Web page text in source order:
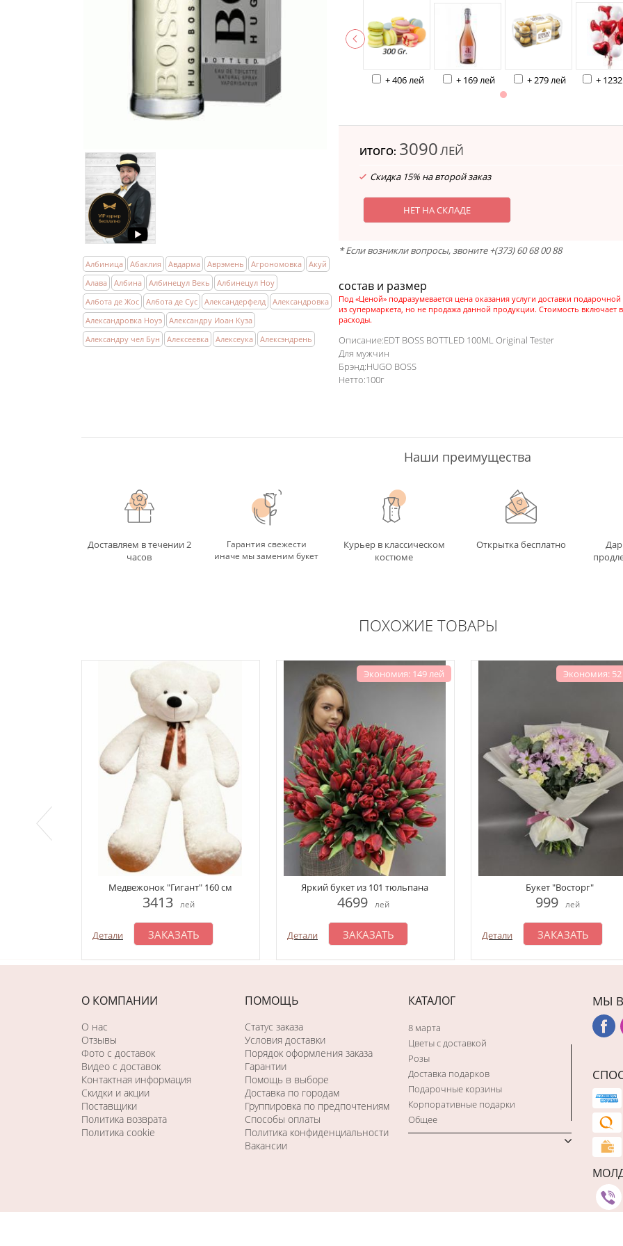
Албиница Абаклия Авдарма Аврэмень Агрономовка
Акуй
Алава
Албина Албинецул Векь
Албинецул Ноу
Албота де Жос
Албота де Сус Александерфелд
Александровка
Александровка Ноуэ
Александру Иоан Куза
Александру чел Бун
Алексеевка Алексеука Алексэндрень
+ 406 лей + 169 лей + 279 лей +
ИТОГО: 3090ЛЕЙ
Скидка 15% на второй заказ
НЕТ НА СКЛАДЕ
* Если возникли вопросы, звоните +(373) 60 68 00 88
состав и размер
Под «Ценой» подразумевается цена оказания услуги доставки
из супермаркета, но не продажа данной продукции. Стоимость включает в
расходы.
Описание:EDT BOSS BOTTLED 100ML Original Tester
Для мужчин
Брэнд:HUGO BOSS
Нетто:100г
Наши преимущества
Доставляем в течении 2
часов
Гарантия свежести
иначе мы заменим букет
Курьер в классическом
костюме
Открытка бесплатно
ПОХОЖИЕ ТОВАРЫ
Медвежонок "Гигант" 160 см
3413 лей
Детали ЗАКАЗАТЬ
Экономия: 149 лей
Яркий букет из 101 тюльпана
4699 лей
Детали ЗАКАЗАТЬ
Экономия: 52
Букет "Восторг"
999 лей
Детали ЗАКАЗАТЬ
О КОМПАНИИ
О нас
Отзывы
Фото c доставок
Видео с доставок
Контактная информация
Скидки и акции
Поставщики
Политика возврата
Политика cookie
ПОМОЩЬ
Статус заказа
Условия доставки
Порядок оформления заказа
Гарантии
Помощь в выборе
Доставка по городам
Группировка по предпочтениям
Способы оплаты
Политика конфиденциальности
Вакансии
КАТАЛОГ
8 марта
Цветы с доставкой
Розы
Доставка подарков
Подарочные корзины
Корпоративные подарки
Общее
МЫ